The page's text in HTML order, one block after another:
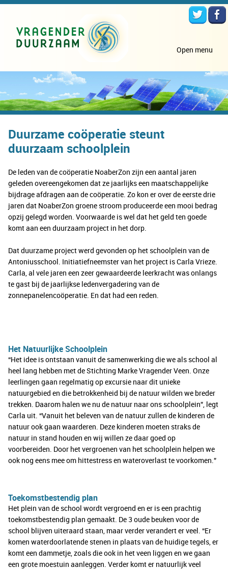
Open menu
Duurzame coöperatie steunt
duurzaam schoolplein
De leden van de coöperatie NoaberZon zijn een aantal jaren
geleden overeengekomen dat ze jaarlijks een maatschappelijke
bijdrage afdragen aan de coöperatie. Zo kon er over de eerste drie
jaren dat NoaberZon groene stroom produceerde een mooi bedrag
opzij gelegd worden. Voorwaarde is wel dat het geld ten goede
komt aan een duurzaam project in het dorp.
Dat duurzame project werd gevonden op het schoolplein van de
Antoniusschool. Initiatiefneemster van het project is Carla Vrieze.
Carla, al vele jaren een zeer gewaardeerde leerkracht was onlangs
te gast bij de jaarlijkse ledenvergadering van de
zonnepanelencoöperatie. En dat had een reden.
Het Natuurlijke Schoolplein
“Het idee is ontstaan vanuit de samenwerking die we als school al
heel lang hebben met de Stichting Marke Vragender Veen. Onze
leerlingen gaan regelmatig op excursie naar dit unieke
natuurgebied en die betrokkenheid bij de natuur wilden we breder
trekken. Daarom halen we nu de natuur naar ons schoolplein”, legt
Carla uit. “Vanuit het beleven van de natuur zullen de kinderen de
natuur ook gaan waarderen. Deze kinderen moeten straks de
natuur in stand houden en wij willen ze daar goed op
voorbereiden. Door het vergroenen van het schoolplein helpen we
ook nog eens mee om hittestress en wateroverlast te voorkomen.”
Toekomstbestendig plan
Het plein van de school wordt vergroend en er is een prachtig
toekomstbestendig plan gemaakt. De 3 oude beuken voor de
school blijven uiteraard staan, maar verder verandert er veel. “Er
komen waterdoorlatende stenen in plaats van de huidige tegels, er
komt een dammetje, zoals die ook in het veen liggen en we gaan
een grote moestuin aanleggen. Verder komt er natuurlijk veel